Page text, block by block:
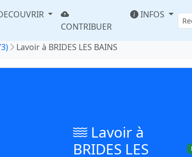
CONTRIBUER
INFOS
Lavoir à BRIDES LES BAINS
Lavoir à
BRIDES LES